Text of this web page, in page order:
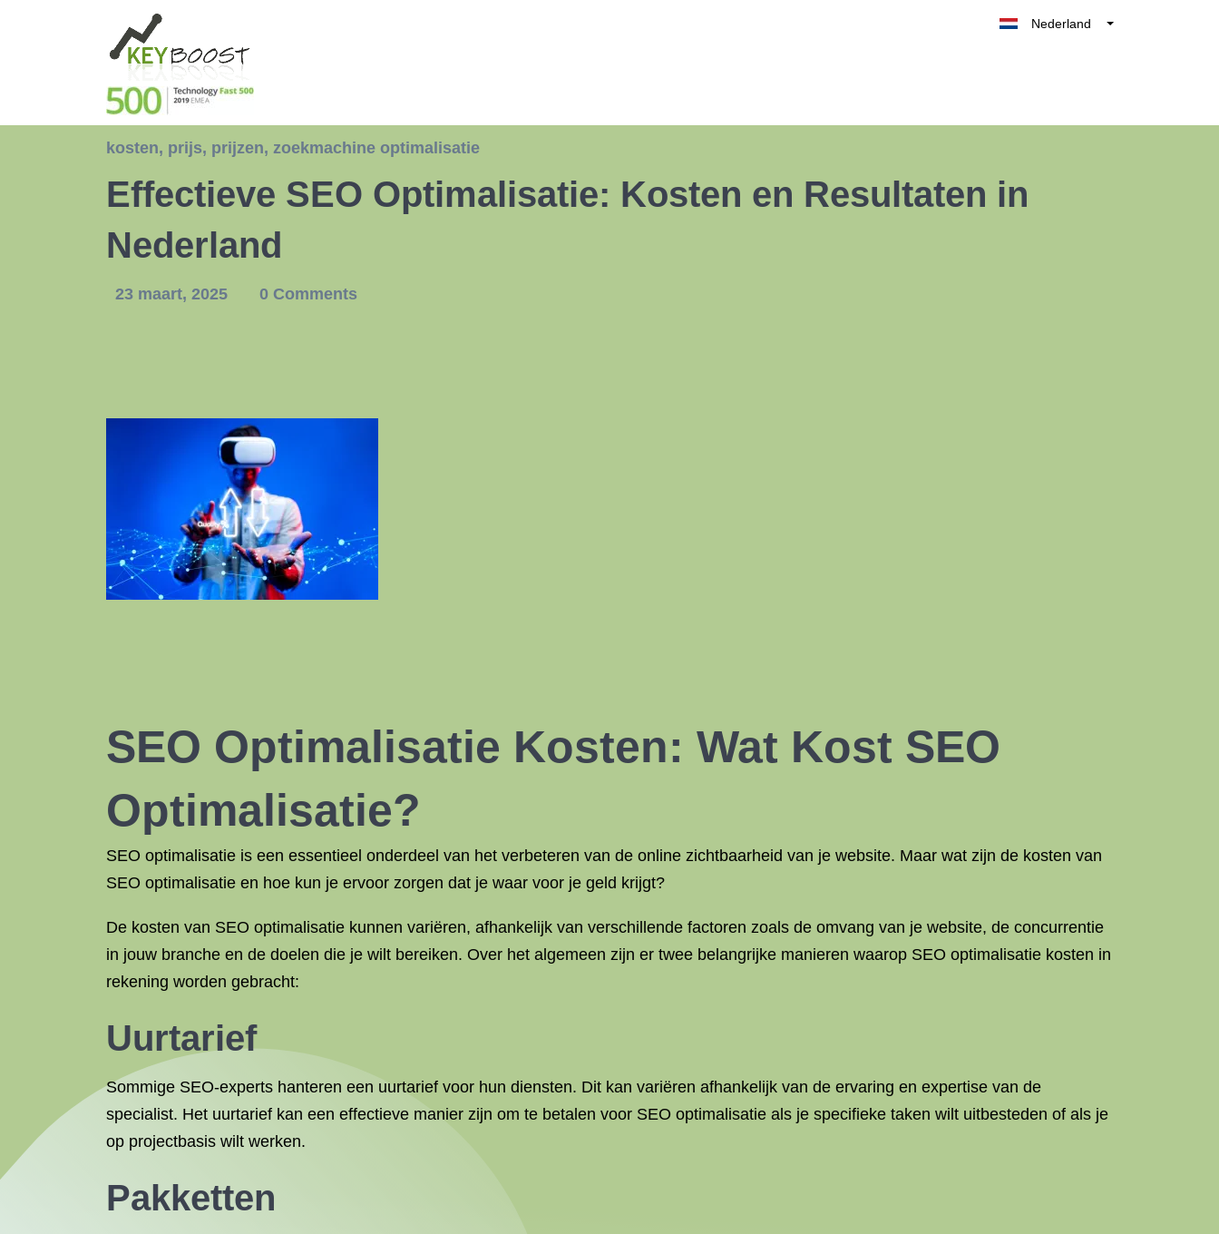
Nederland
kosten, prijs, prijzen, zoekmachine optimalisatie
Effectieve SEO Optimalisatie: Kosten en Resultaten in
Nederland
23 maart, 2025 0 Comments
SEO Optimalisatie Kosten: Wat Kost SEO
Optimalisatie?
SEO optimalisatie is een essentieel onderdeel van het verbeteren van de online zichtbaarheid van je website. Maar wat zijn de kosten van
SEO optimalisatie en hoe kun je ervoor zorgen dat je waar voor je geld krijgt?
De kosten van SEO optimalisatie kunnen variëren, afhankelijk van verschillende factoren zoals de omvang van je website, de concurrentie
in jouw branche en de doelen die je wilt bereiken. Over het algemeen zijn er twee belangrijke manieren waarop SEO optimalisatie kosten in
rekening worden gebracht:
Uurtarief
Sommige SEO-experts hanteren een uurtarief voor hun diensten. Dit kan variëren afhankelijk van de ervaring en expertise van de
specialist. Het uurtarief kan een effectieve manier zijn om te betalen voor SEO optimalisatie als je specifieke taken wilt uitbesteden of als je
op projectbasis wilt werken.
Pakketten